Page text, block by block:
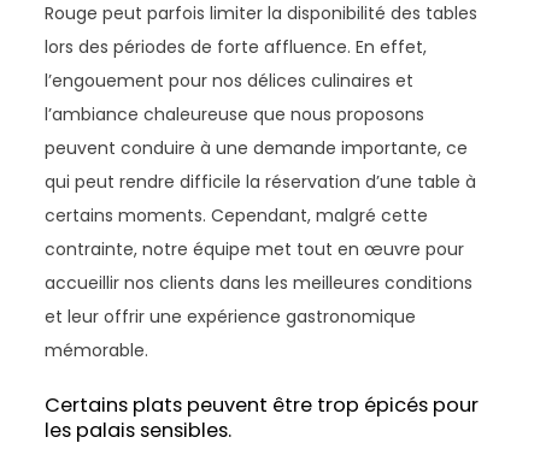
Rouge peut parfois limiter la disponibilité des tables
lors des périodes de forte affluence. En effet,
l’engouement pour nos délices culinaires et
l’ambiance chaleureuse que nous proposons
peuvent conduire à une demande importante, ce
qui peut rendre difficile la réservation d’une table à
certains moments. Cependant, malgré cette
contrainte, notre équipe met tout en œuvre pour
accueillir nos clients dans les meilleures conditions
et leur offrir une expérience gastronomique
mémorable.
Certains plats peuvent être trop épicés pour
les palais sensibles.